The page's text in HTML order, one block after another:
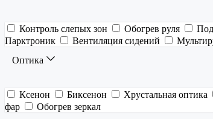
Контроль слепых зон Обогрев руля
Парктроник
Вентиляция сидений
Оптика
Ксенон Биксенон Хрустальная оптика
фар
Обогрев зеркал